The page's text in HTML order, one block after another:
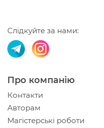
Слідкуйте за нами:
Про компанію
Контакти
Авторам
Магістерські роботи